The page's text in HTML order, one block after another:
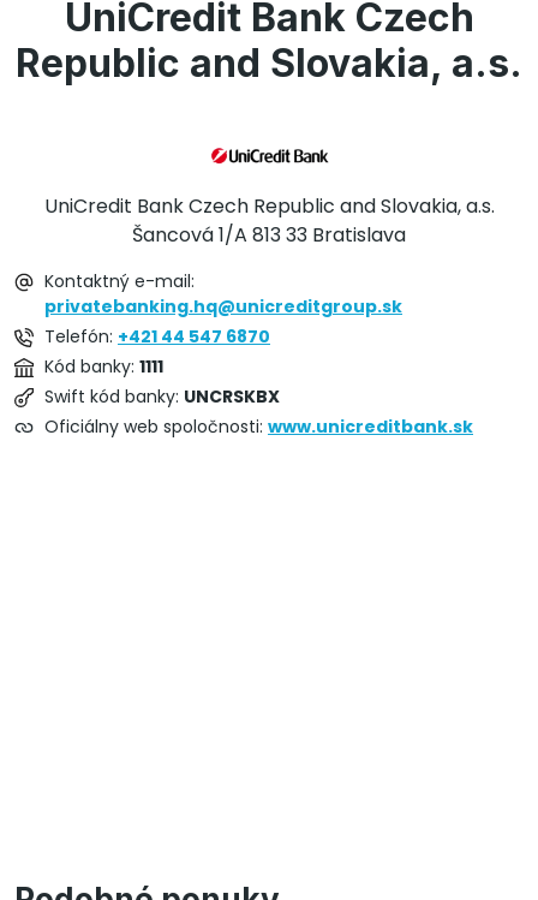
UniCredit Bank Czech
Republic and Slovakia, a.s.
UniCredit Bank Czech Republic and Slovakia, a.s.
Šancová 1/A 813 33 Bratislava
Kontaktný e-mail:
privatebanking.hq@unicreditgroup.sk
Telefón: +421 44 547 6870
Kód banky: 1111
Swift kód banky: UNCRSKBX
Oficiálny web spoločnosti: www.unicreditbank.sk